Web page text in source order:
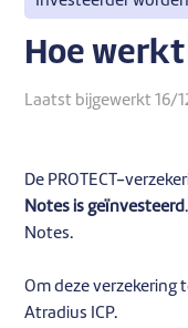
Hoe werkt
Laatst bijgewerkt 16/
De PROTECT-
Notes is geïnvesteerd
Notes.
Om deze verzekering
Atradius ICP.